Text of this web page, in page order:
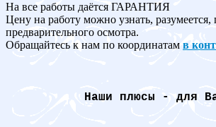
На все работы даётся ГАРАНТИЯ
Цену на работу можно узнать, разумеется,
предварительного осмотра.
Обращайтесь к нам по координатам в
Наши плюсы - для